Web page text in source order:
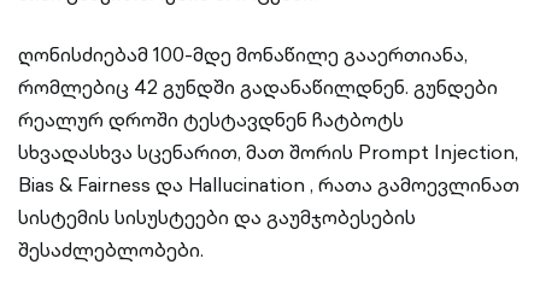
ღონისძიებამ 100-მდე მონაწილე გააერთიანა,
რომლებიც 42 გუნდში გადანაწილდნენ. გუნდები
რეალურ დროში ტესტავდნენ ჩატბოტს
სხვადასხვა სცენარით, მათ შორის Prompt Injection,
Bias & Fairness და Hallucination , რათა გამოევლინათ
სისტემის სისუსტეები და გაუმჯობესების
შესაძლებლობები.